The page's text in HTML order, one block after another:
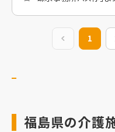
前の20件
1
福島県の介護